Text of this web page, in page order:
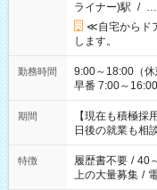
ライナー)駅 / …
≪自宅からド
します。
勤務時間
9:00～18:00（休憩60分） ■ご希望があ
早番 7:00～16:00 遅番
い」 「余裕を持
たくない」 など、
の方へ 今ご覧の
の勤務時間。 合
期間
【現在も積極
日後の就業も相
特徴 履歴書不要 / 40
上の大量募集 /